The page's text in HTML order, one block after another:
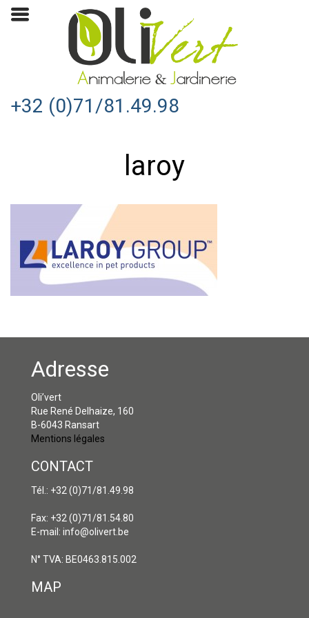
+32 (0)71/81.49.98
laroy
Adresse
Oli’vert
Rue René Delhaize, 160
B-6043 Ransart
Mentions légales
CONTACT
Tél.: +32 (0)71/81.49.98
Fax: +32 (0)71/81.54.80
E-mail: info@olivert.be
N° TVA: BE0463.815.002
MAP